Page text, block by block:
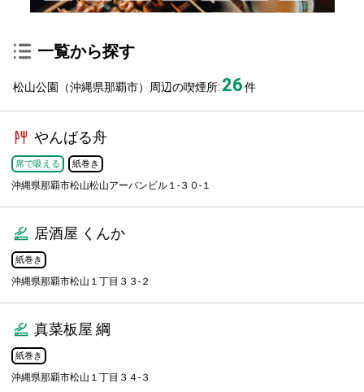
一覧から探す
松山公園（沖縄県那覇市）周辺の喫煙所: 26件
やんばる舟
席で吸える 紙巻き
沖縄県那覇市松山松山アーバンビル１-３０-１
居酒屋 くんか
紙巻き
沖縄県那覇市松山１丁目３３-２
真菜板屋 綱
紙巻き
沖縄県那覇市松山１丁目３４-３